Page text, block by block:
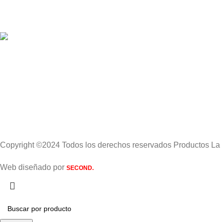
Copyright ©2024 Todos los derechos reservados Productos La
Web diseñado por SECOND.